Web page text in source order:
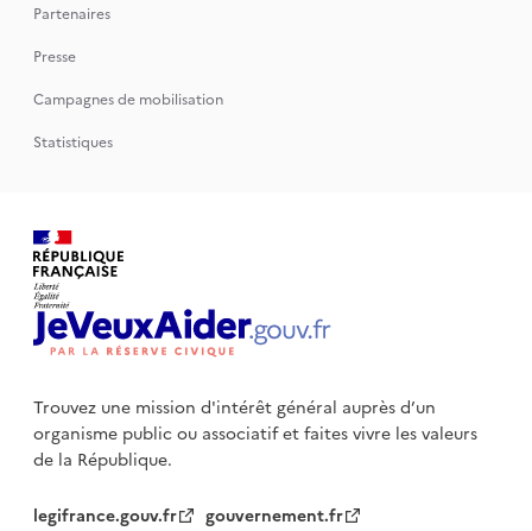
Partenaires
Presse
Campagnes de mobilisation
Statistiques
Trouvez une mission d'intérêt général auprès d’un
organisme publicou associatif et faites vivre les valeurs
de la République.
legifrance.gouv.fr
gouvernement.fr